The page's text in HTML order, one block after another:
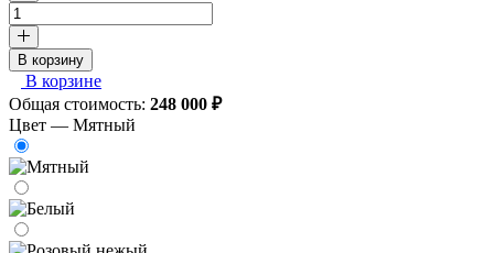
В корзину
В корзине
Общая стоимость: 248 000 ₽
Цвет — Мятный